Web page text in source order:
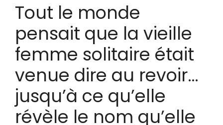
Tout le monde
pensait que la vieille
femme solitaire était
venue dire au revoir…
jusqu’à ce qu’elle
révèle le nom qu’elle